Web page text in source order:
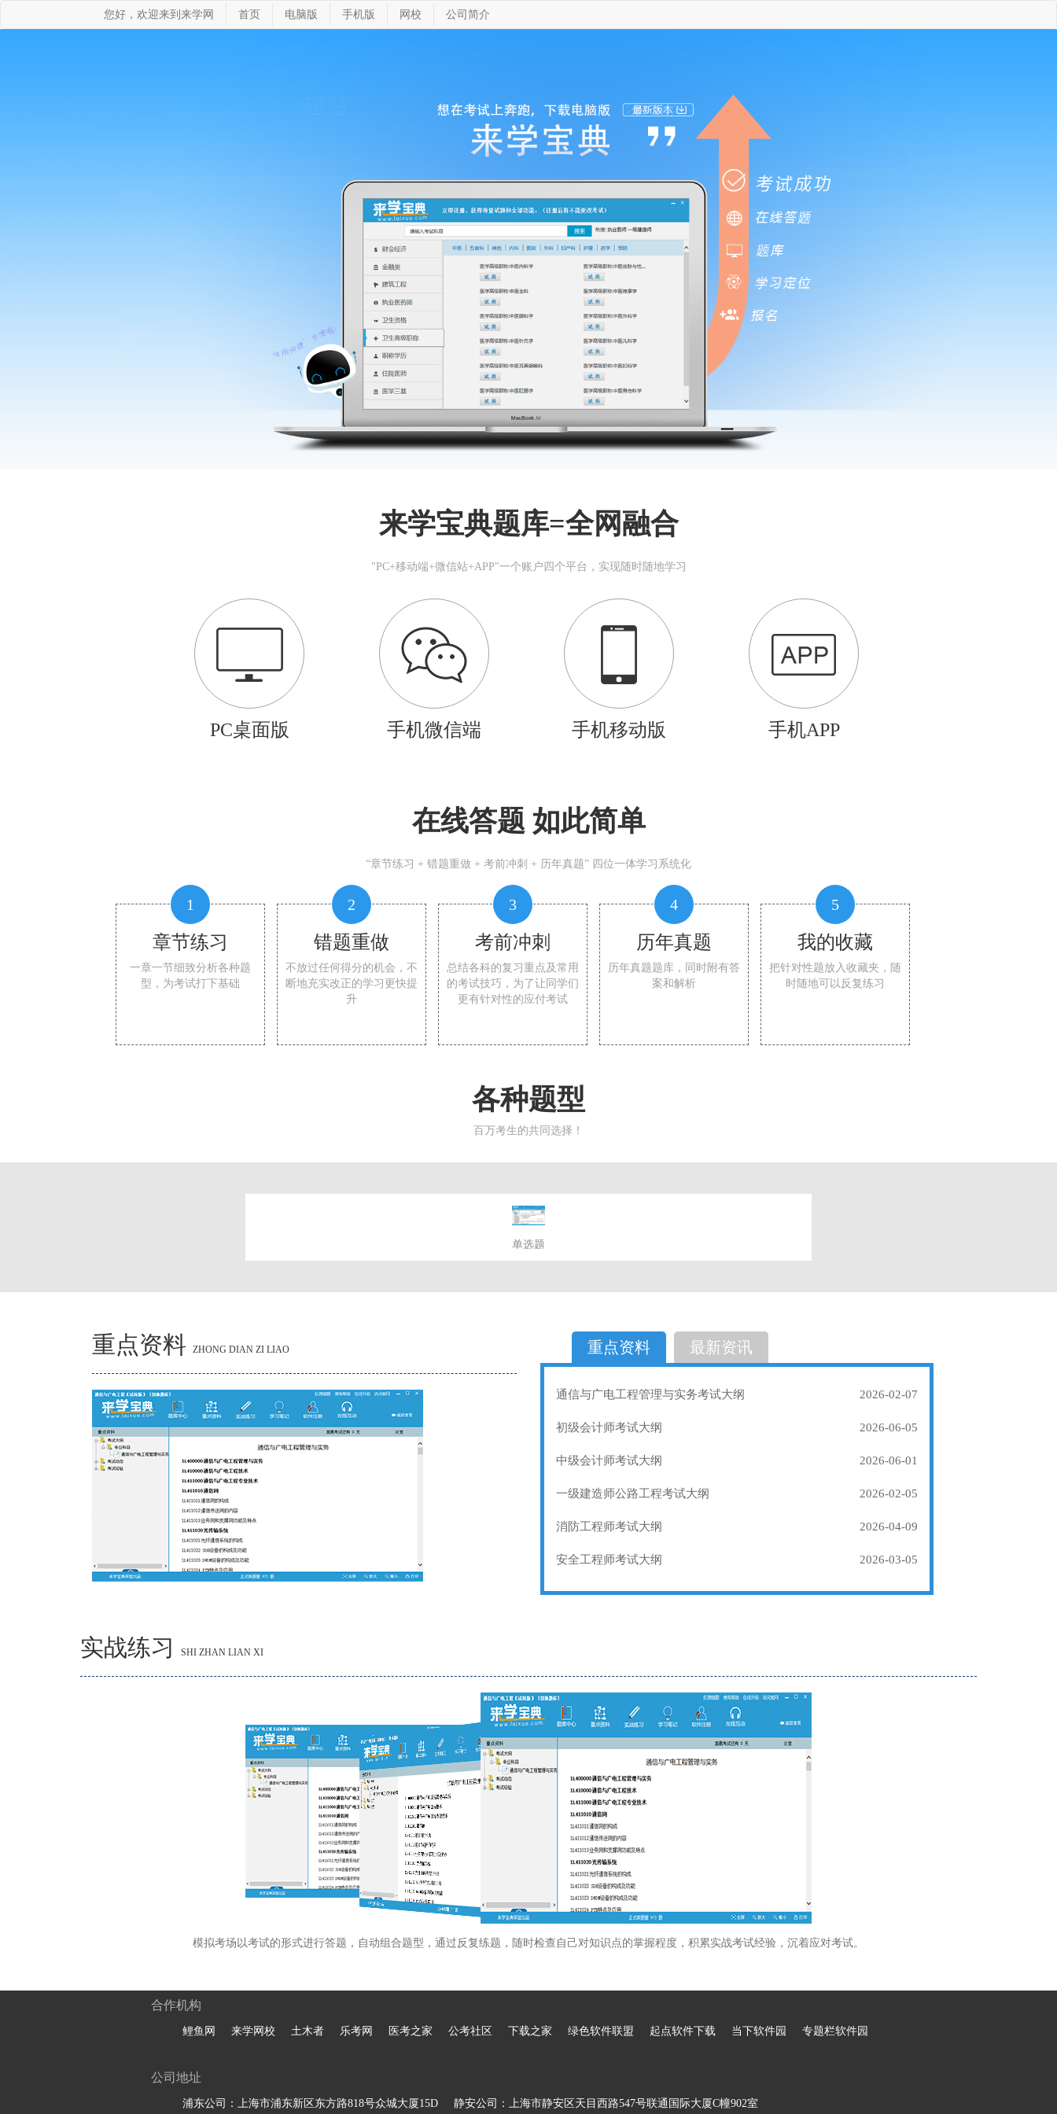
您好，欢迎来到来学网 首页 电脑版 手机版 网校 公司简介
来学宝典题库=全网融合
"PC+移动端+微信站+APP"一个账户四个平台，实现随时随地学习
PC桌面版 手机微信端 手机移动版 手机APP
在线答题 如此简单
“章节练习 + 错题重做 + 考前冲刺 + 历年真题” 四位一体学习系统化
1
章节练习
一章一节细致分析各种题
型，为考试打下基础
2
错题重做
不放过任何得分的机会，不
断地充实改正的学习更快提
升
3
考前冲刺
总结各科的复习重点及常用
的考试技巧，为了让同学们
更有针对性的应付考试
4
历年真题
历年真题题库，同时附有答
案和解析
5
我的收藏
把针对性题放入收藏夹，随
时随地可以反复练习
各种题型
百万考生的共同选择！
单选题
选择题
重点资料 ZHONG DIAN ZI LIAO 重点资料 最新资讯
通信与广电工程管理与实务考试大纲 2026-02-07
初级会计师考试大纲 2026-06-05
中级会计师考试大纲 2026-06-01
一级建造师公路工程考试大纲 2026-02-05
消防工程师考试大纲 2026-04-09
安全工程师考试大纲 2026-03-05
实战练习 SHI ZHAN LIAN XI
模拟考场以考试的形式进行答题，自动组合题型，通过反复练题，随时检查自己对知识点的掌握程度，积累实战考试经验，沉着应对考试。
合作机构
鲤鱼网 来学网校 土木者 乐考网 医考之家 公考社区 下载之家 绿色软件联盟 起点软件下载 当下软件园 专题栏软件园
公司地址
浦东公司：上海市浦东新区东方路818号众城大厦15D 静安公司：上海市静安区天目西路547号联通国际大厦C幢902室